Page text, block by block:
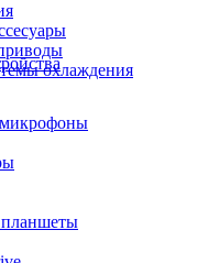
охлаждения
планшеты